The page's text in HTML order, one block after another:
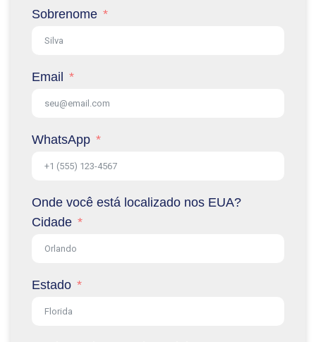
Sobrenome
Email
WhatsApp
Onde você está localizado nos EUA?
Cidade
Estado